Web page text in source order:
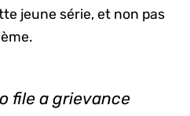
jeune série, et non pas
file a grievance